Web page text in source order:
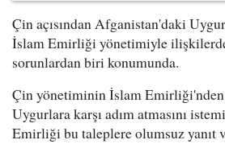
Çin açısından Afganistan'daki
İslam Emirliği yönetimiyle
sorunlardan biri konumunda.
Çin yönetiminin İslam
Uygurlara karşı adım atmasını
Emirliği bu taleplere olumsuz yanıt